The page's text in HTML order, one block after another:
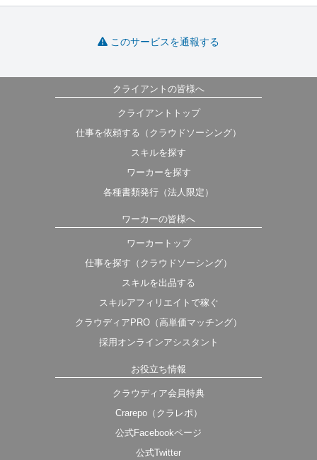
このサービスを通報する
クライアントの皆様へ
クライアントトップ
仕事を依頼する（クラウドソーシング）
スキルを探す
ワーカーを探す
各種書類発行（法人限定）
ワーカーの皆様へ
ワーカートップ
仕事を探す（クラウドソーシング）
スキルを出品する
スキルアフィリエイトで稼ぐ
クラウディアPRO（高単価マッチング）
採用オンラインアシスタント
お役立ち情報
クラウディア会員特典
Crarepo（クラレポ）
公式Facebookページ
公式Twitter